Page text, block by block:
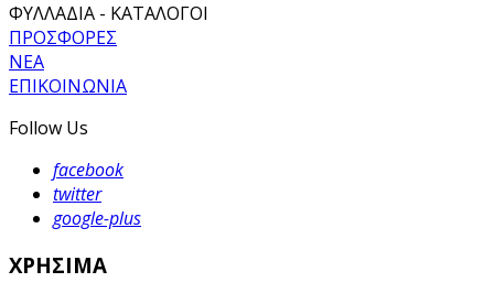
ΦΥΛΛΑΔΙΑ - ΚΑΤΑΛΟΓΟΙ
ΠΡΟΣΦΟΡΕΣ
ΝΕΑ
ΕΠΙΚΟΙΝΩΝΙΑ
Follow Us
facebook
twitter
google-plus
ΧΡΗΣΙΜΑ